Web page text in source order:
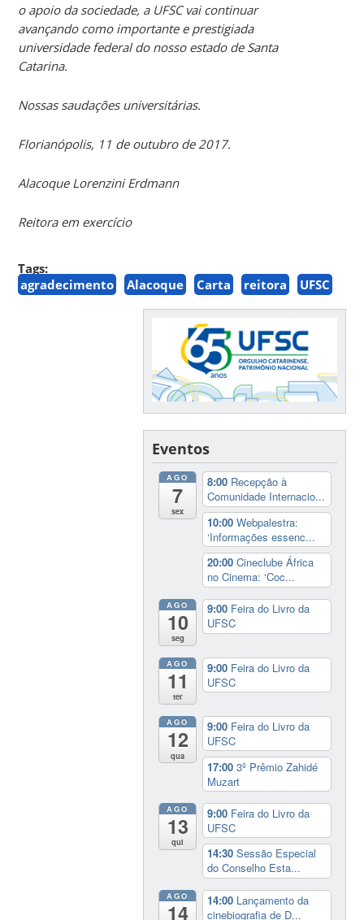
o apoio da sociedade, a UFSC vai continuar
avançando como importante e prestigiada
universidade federal do nosso estado de Santa
Catarina.
Nossas saudações universitárias.
Florianópolis, 11 de outubro de 2017.
Alacoque Lorenzini Erdmann
Reitora em exercício
Tags:
agradecimento
Alacoque Carta reitora UFSC
Eventos
AGO
7
sex
8:00 Recepção à
Comunidade Internacio...
10:00Webpalestra:
‘Informações essenc...
20:00Cineclube África
no Cinema: ‘Coc...
AGO
10
seg
9:00 Feira do Livro da
UFSC
AGO
11
ter
9:00 Feira do Livro da
UFSC
AGO
12
qua
9:00 Feira do Livro da
UFSC
17:003º Prêmio Zahidé
Muzart
AGO
13
qui
9:00 Feira do Livro da
UFSC
14:30Sessão Especial
do Conselho Esta...
AGO
14
14:00 Lançamento da
cinebiografia de D...